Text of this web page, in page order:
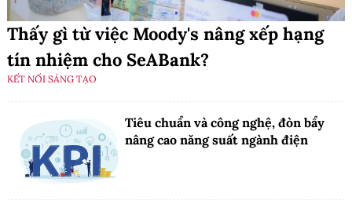
Thấy gì từ việc Moody's nâng xếp hạng
tín nhiệm cho SeABank?
KẾT NỐI SÁNG TẠO
Tiêu chuẩn và công nghệ, đòn bẩy
nâng cao năng suất ngành điện